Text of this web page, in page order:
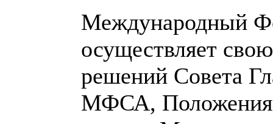
Международный
осуществляет
решений Совета
МФСА,